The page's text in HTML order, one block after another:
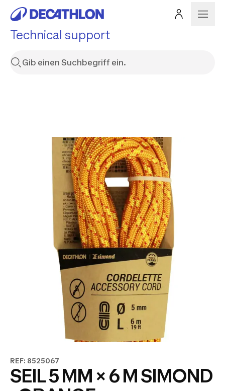
Technical support
REF: 8525067
SEIL 5 MM × 6 M SIMOND